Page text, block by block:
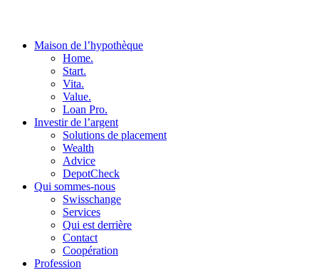
Maison de l’hypothèque
Home.
Start.
Vita.
Value.
Loan Pro.
Investir de l’argent
Solutions de placement
Wealth
Advice
DepotCheck
Qui sommes-nous
Swisschange
Services
Qui est derrière
Contact
Coopération
Profession